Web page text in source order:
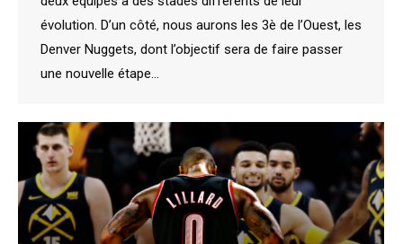
évolution. D’un côté, nous aurons les 3è de l’Ouest, les
Denver Nuggets, dont l’objectif sera de faire passer
une nouvelle étape…